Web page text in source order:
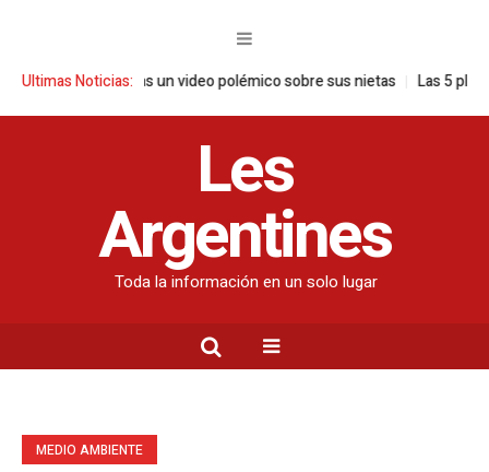
Ultimas Noticias:
tras un video polémico sobre sus nietas Las 5 plantas
Les
Argentines
Toda la información en un solo lugar
MEDIO AMBIENTE